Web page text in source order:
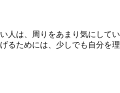
人は、周りをあまり気にして
ためには、少しでも自分を